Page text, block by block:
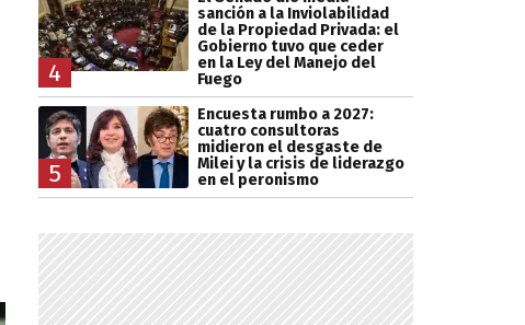
4
sanción a la Inviolabilidad
de la Propiedad Privada: el
Gobierno tuvo que ceder
en la Ley del Manejo del
Fuego
5
Encuesta rumbo a 2027:
cuatro consultoras
midieron el desgaste de
Milei y la crisis de liderazgo
en el peronismo